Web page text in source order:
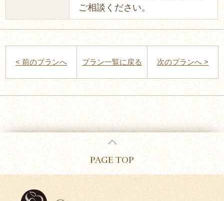
ご相談ください。
< 前のプランへ プラン一覧に戻る 次のプランへ >
PAGE TOP